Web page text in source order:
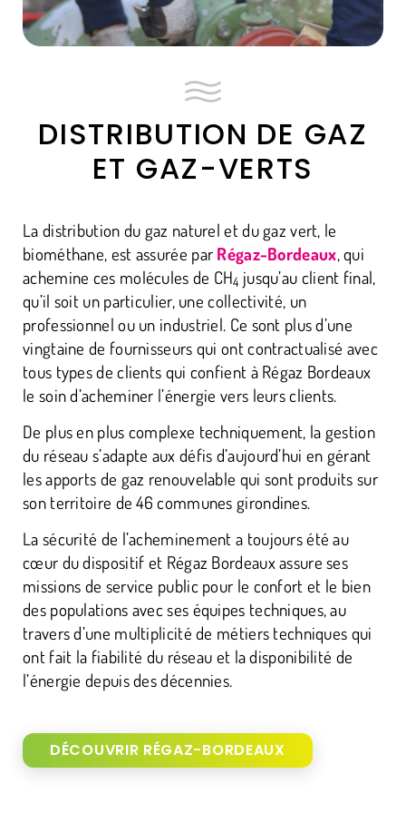
DISTRIBUTION DE GAZ
ET GAZ-VERTS
La distribution du gaz naturel et du gaz vert, le
biométhane, est assurée par Régaz-Bordeaux, qui
achemine ces molécules de CH4 jusqu’au client final,
qu’il soit un particulier, une collectivité, un
professionnel ou un industriel. Ce sont plus d’une
vingtaine de fournisseurs qui ont contractualisé avec
tous types de clients qui confient à Régaz Bordeaux
le soin d’acheminer l’énergie vers leurs clients.
De plus en plus complexe techniquement, la gestion
du réseau s’adapte aux défis d’aujourd’hui en gérant
les apports de gaz renouvelable qui sont produits sur
son territoire de 46 communes girondines.
La sécurité de l’acheminement a toujours été au
cœur du dispositif et Régaz Bordeaux assure ses
missions de service public pour le confort et le bien
des populations avec ses équipes techniques, au
travers d’une multiplicité de métiers techniques qui
ont fait la fiabilité du réseau et la disponibilité de
l’énergie depuis des décennies.
DÉCOUVRIR RÉGAZ-BORDEAUX